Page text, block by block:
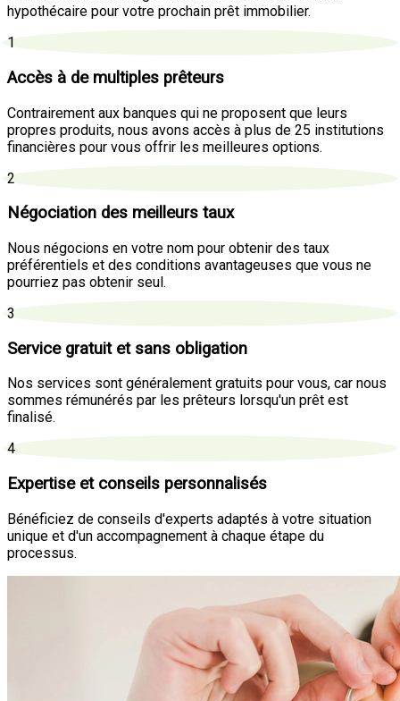
hypothécaire pour votre prochain prêt immobilier.
1
Accès à de multiples prêteurs
Contrairement aux banques qui ne proposent que leurs
propres produits, nous avons accès à plus de 25 institutions
financières pour vous offrir les meilleures options.
2
Négociation des meilleurs taux
Nous négocions en votre nom pour obtenir des taux
préférentiels et des conditions avantageuses que vous ne
pourriez pas obtenir seul.
3
Service gratuit et sans obligation
Nos services sont généralement gratuits pour vous, car nous
sommes rémunérés par les prêteurs lorsqu'un prêt est
finalisé.
4
Expertise et conseils personnalisés
Bénéficiez de conseils d'experts adaptés à votre situation
unique et d'un accompagnement à chaque étape du
processus.